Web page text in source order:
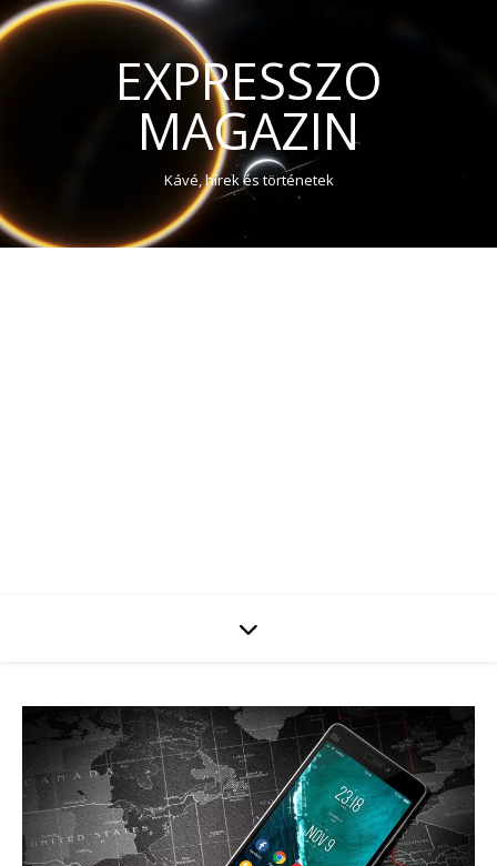
EXPRESSZO
MAGAZIN
Kávé, hírek és történetek